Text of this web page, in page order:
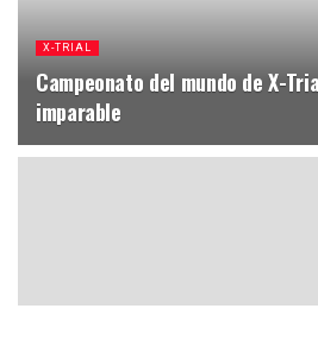
X-TRIAL
Campeonato del mundo de X-
imparable